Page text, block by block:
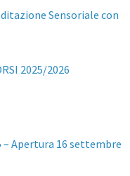
Sensoriale con
2025/2026
– Apertura 16 settembre